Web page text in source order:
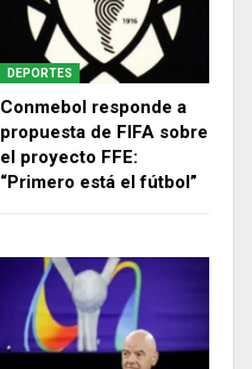
DEPORTES
Conmebol responde a
propuesta de FIFA sobre
el proyecto FFE:
“Primero está el fútbol”